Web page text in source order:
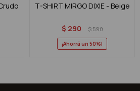
T-SHIRT MIRGO DIXIE - Beige
$ 290 $590
50